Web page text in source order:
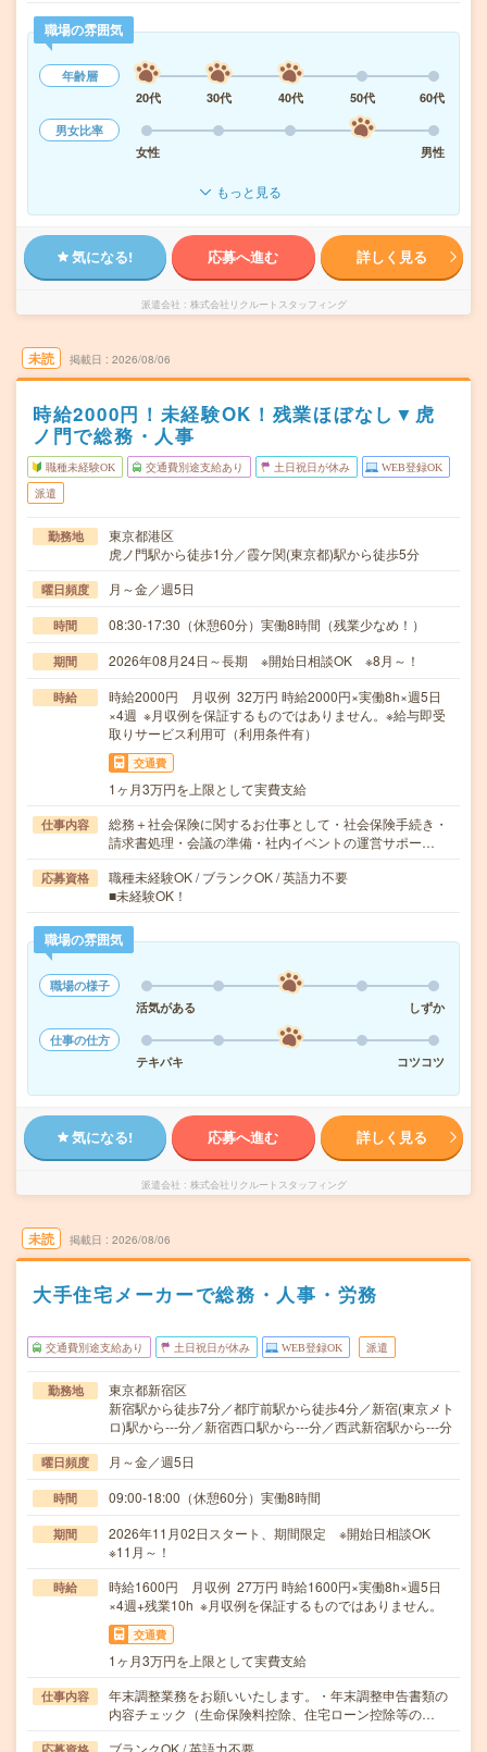
職場の雰囲気
年齢層
20代
30代 40代 50代
60代
男女比率
女性
男性
もっと見る
気になる! 応募へ進む 詳しく見る
派遣会社 株式会社リクルートスタッフィング
未読 掲載日 2026/08/06
時給2000円！未経験OK！残業ほぼなし▼虎
ノ門で総務・人事
職種未経験OK 交通費別途支給あり 土日祝日が休み WEB登録OK
派遣
勤務地
東京都港区
虎ノ門駅から徒歩1分／霞ケ関(東京都)駅から徒歩5分
曜日頻度 月～金／週5日
時間 08:30-17:30（休憩60分）実働8時間（残業少なめ！）
期間 2026年08月24日～長期 ※開始日相談OK ※8月～！
時給
時給2000円 月収例 32万円 時給2000円×実働8h×週5日
×4週 ※月収例を保証するものではありません。※給与即受
取りサービス利用可（利用条件有）
交通費
1ヶ月3万円を上限として実費支給
仕事内容
総務＋社会保険に関するお仕事として・社会保険手続き・
請求書処理・会議の準備・社内イベントの運営サポー…
応募資格
職種未経験OK / ブランクOK / 英語力不要
■未経験OK！
職場の雰囲気
職場の様子
活気がある
しずか
仕事の仕方
テキパキ
コツコツ
気になる! 応募へ進む 詳しく見る
派遣会社 株式会社リクルートスタッフィング
未読 掲載日 2026/08/06
大手住宅メーカーで総務・人事・労務
交通費別途支給あり 土日祝日が休み WEB登録OK 派遣
勤務地
東京都新宿区
新宿駅から徒歩7分／都庁前駅から徒歩4分／新宿(東京メト
ロ)駅から---分／新宿西口駅から---分／西武新宿駅から---分
曜日頻度 月～金／週5日
時間 09:00-18:00（休憩60分）実働8時間
期間
2026年11月02日スタート、期間限定 ※開始日相談OK
※11月～！
時給
時給1600円 月収例 27万円 時給1600円×実働8h×週5日
×4週+残業10h ※月収例を保証するものではありません。
交通費
1ヶ月3万円を上限として実費支給
仕事内容
年末調整業務をお願いいたします。・年末調整申告書類の
内容チェック（生命保険料控除、住宅ローン控除等の…
ブランクOK / 英語力不要